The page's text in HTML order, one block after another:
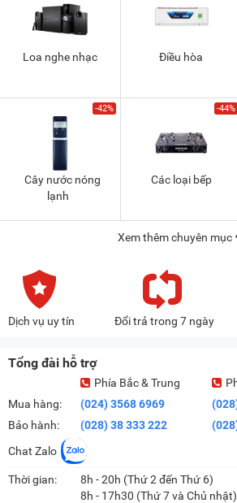
Loa nghe nhạc Điều hòa
-42%
Cây nước nóng
lạnh
-44%
Các loại bếp
Xem thêm chuyên mục
Dịch vụ uy tín Đổi trả trong 7 ngày
Tổng đài hỗ trợ
Mua hàng:
Bảo hành:
Phía Bắc & Trung
(024) 3568 6969
(028) 38 333 222
Chat Zalo
Thời gian:
8h - 20h (Thứ 2 đến Thứ 6)
8h - 17h30 (Thứ 7 và Chủ nhật)